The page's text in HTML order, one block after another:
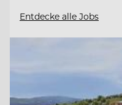
Entdecke alle Jobs